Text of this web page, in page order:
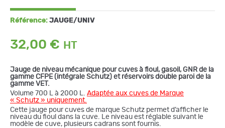
Référence: JAUGE/UNIV
32,00 €
Jauge de niveau mécanique pour cuves à fioul, gasoil, GNR de la
gamme CFPE (intégrale Schutz) et réservoirs double paroi de la
gamme VET.
Volume 700 L à 2000 L. Adaptée aux cuves de Marque
« Schutz » uniquement.
Cette jauge pour cuves de marque Schutz permet d’afficher le
niveau du fioul dans la cuve. Le niveau est réglable suivant le
modèle de cuve, plusieurs cadrans sont fournis.